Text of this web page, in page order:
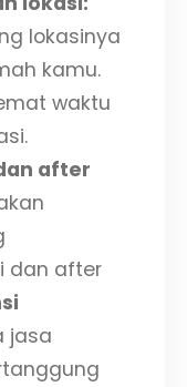
lokasinya
kamu.
waktu
after
dan after
jasa